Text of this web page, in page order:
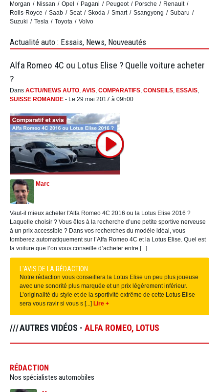
Morgan
Nissan Opel Pagani Peugeot Porsche
Renault
Rolls-Royce
Saab Seat Skoda Smart Ssangyong
Subaru
Suzuki
Tesla Toyota Volvo
Actualité auto : Essais, News, Nouveautés
Alfa Romeo 4C ou Lotus Elise ? Quelle voiture acheter
?
Dans ACTU/NEWS AUTO, AVIS, COMPARATIFS, CONSEILS, ESSAIS,
SUISSE ROMANDE - Le 29 mai 2017 à 09h00
Marc
Vaut-il mieux acheter l'Alfa Romeo 4C 2016 ou la Lotus Elise 2016 ?
Laquelle choisir ? Vous êtes à la recherche d’une petite sportive nerveuse
à un prix accessible ? Dans vos recherches du modèle idéal, vous
tomberez automatiquement sur l’Alfa Romeo 4C et la Lotus Elise. Quel est
la voiture que l’on vous conseille d’acheter entre [...]
L'AVIS DE LA RÉDACTION
Notre rédaction vous conseillera la Lotus Elise un peu plus joueuse
avec une sonorité plus marquée et un prix légèrement inférieur.
L’originalité du style et de la sportivité extrême de cette Lotus Elise
sera vous ravir si vous s [...] Lire +
AUTRES VIDÉOS - ALFA ROMEO, LOTUS
RÉDACTION
Nos spécialistes automobiles